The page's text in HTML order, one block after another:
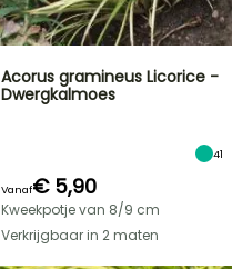
Acorus gramineus Licorice -
Dwergkalmoes
41
Vanaf€ 5,90
Kweekpotje van 8/9 cm
Verkrijgbaar in 2 maten